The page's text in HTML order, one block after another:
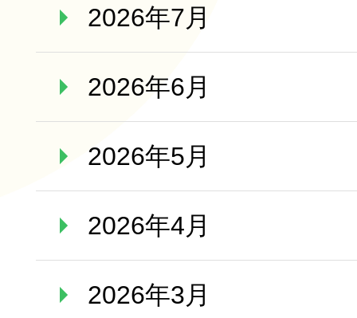
2026年7月
2026年6月
2026年5月
2026年4月
2026年3月